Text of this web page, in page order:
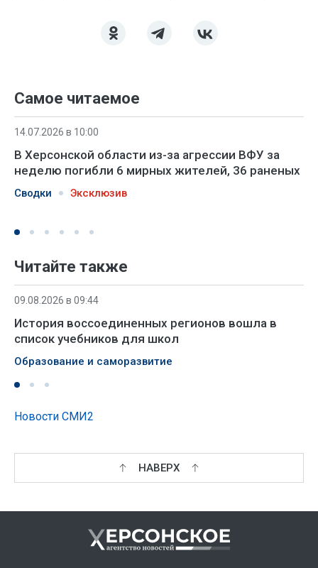
Самое читаемое
14.07.2026 в 10:00
В Херсонской области из-за агрессии ВФУ за
неделю погибли 6 мирных жителей, 36 раненых
Сводки Эксклюзив
Читайте также
09.08.2026 в 09:44
История воссоединенных регионов вошла в
список учебников для школ
Образование и саморазвитие
Новости СМИ2
НАВЕРХ